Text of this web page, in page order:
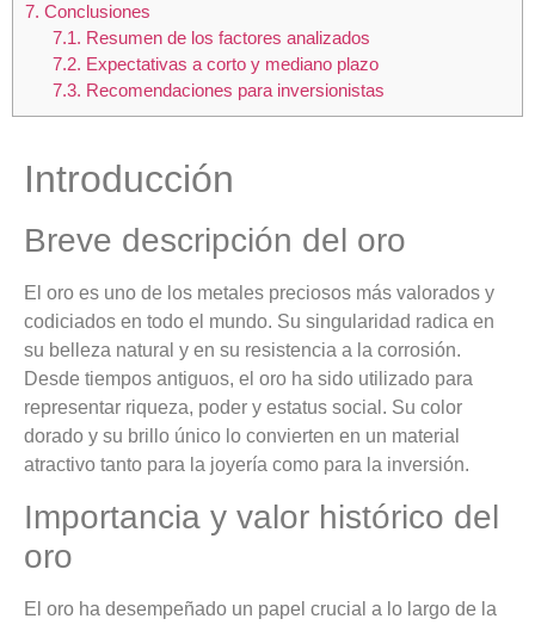
7. Conclusiones
7.1. Resumen de los factores analizados
7.2. Expectativas a corto y mediano plazo
7.3. Recomendaciones para inversionistas
Introducción
Breve descripción del oro
El oro es uno de los metales preciosos más valorados y
codiciados en todo el mundo. Su singularidad radica en
su belleza natural y en su resistencia a la corrosión.
Desde tiempos antiguos, el oro ha sido utilizado para
representar riqueza, poder y estatus social. Su color
dorado y su brillo único lo convierten en un material
atractivo tanto para la joyería como para la inversión.
Importancia y valor histórico del
oro
El oro ha desempeñado un papel crucial a lo largo de la